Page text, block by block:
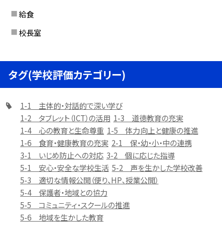
給食
校長室
タグ(学校評価カテゴリー)
1-1 主体的・対話的で深い学び
1-2 タブレット（ICT）の活用 1-3 道徳教育の充実
1-4 心の教育と生命尊重 1-5 体力向上と健康の推進
1-6 食育・健康教育の充実 2-1 保・幼・小・中の連携
3-1 いじめ防止への対応 3-2 個に応じた指導
5-1 安心・安全な学校生活 5-2 声を生かした学校改善
5-3 適切な情報公開（便り、HP、授業公開）
5-4 保護者・地域との協力
5-5 コミュニティ・スクールの推進
5-6 地域を生かした教育